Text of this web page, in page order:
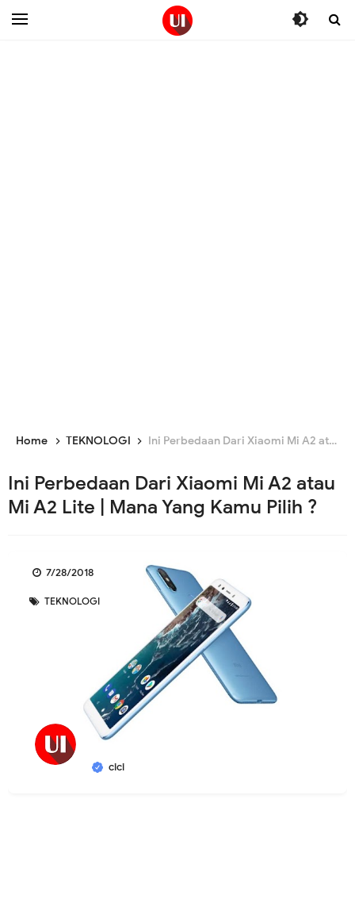
Home TEKNOLOGI Ini Perbedaan Dari Xiaomi Mi A2 atau Mi A2 Lite | Mana Yang Kamu Pilih ?
Ini Perbedaan Dari Xiaomi Mi A2 atau
Mi A2 Lite | Mana Yang Kamu Pilih ?
TEKNOLOGI
cici
7/28/2018